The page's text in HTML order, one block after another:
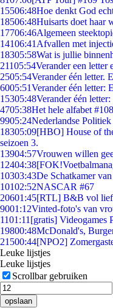
15506:48Hoe denkt God
18506:48Huisarts doet haar
17706:46Algemeen
14106:41 Afvallen met
18305:58Wat is jullie
21105:54Verander een letter
2505:54Verander één letter.
6005:51Verander één letter:
15305:48Verander één
4705:38Het hele alfabet
9905:24Nederlandse
18305:09[HBO] House of
seizoen 3.
13904:57Vrouwen willen
12404:38
10303:43De Schatkamer
10102:52NASCAR #67
20601:45[RTL] B&B vol
9001:12Vinted-foto's van
1101:11 [gratis] Videogames
19800:48McDonald's,
21500:44[NPO2]
Leuke lijstjes
Leuke lijstjes
Scrollbar gebruiken
opslaan